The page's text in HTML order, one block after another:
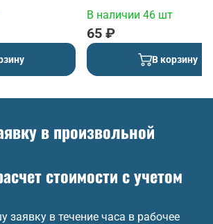
В наличии 46 шт
65 ₽
В корзину
в произвольной
стоимости с учетом
заявку в течение часа в рабочее